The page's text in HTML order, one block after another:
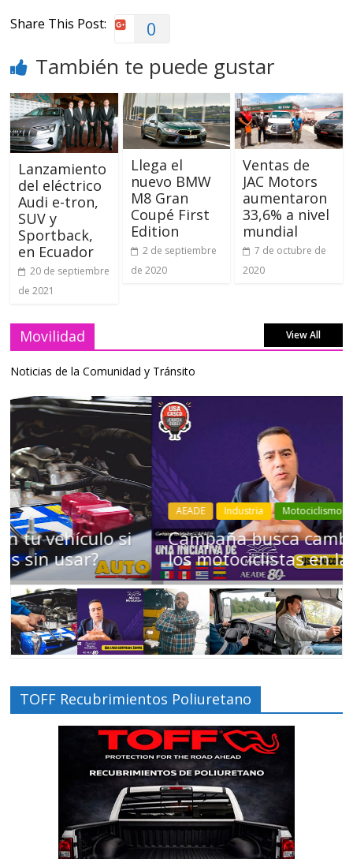
Share This Post: 0
También te puede gustar
Lanzamiento
del eléctrico
Audi e-tron,
SUV y
Sportback,
en Ecuador
20 de septiembre
de 2021
Llega el
nuevo BMW
M8 Gran
Coupé First
Edition
2 de septiembre
de 2020
Ventas de
JAC Motors
aumentaron
33,6% a nivel
mundial
7 de octubre de
2020
Movilidad View All
Noticias de la Comunidad y Tránsito
AEADE Industria Motociclismo Motos Movilidad
Campaña busca cambiar destino de
los motociclistas en la región
TOFF Recubrimientos Poliuretano